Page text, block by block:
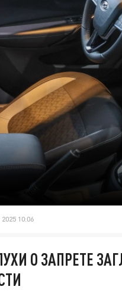
10:06
О ЗАПРЕТЕ